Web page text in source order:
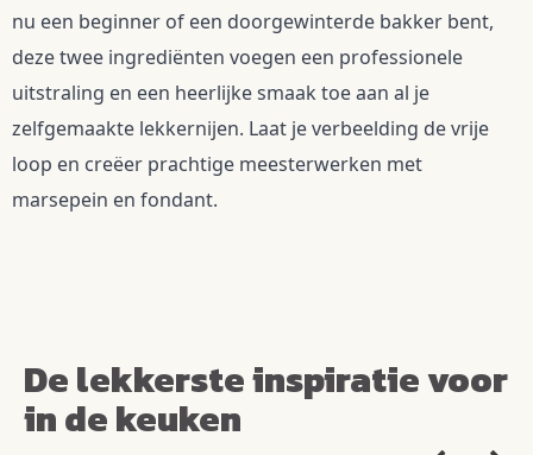
nu een beginner of een doorgewinterde bakker bent,
deze twee ingrediënten voegen een professionele
uitstraling en een heerlijke smaak toe aan al je
zelfgemaakte lekkernijen. Laat je verbeelding de vrije
loop en creëer prachtige meesterwerken met
marsepein en fondant.
De lekkerste inspiratie voor
in de keuken